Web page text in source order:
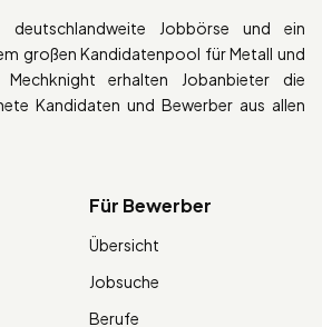
Jobbörse und ein
großen Kandidatenpool für Metall und
Mechknight erhalten Jobanbieter die
Kandidaten und Bewerber aus allen
Für Bewerber
Übersicht
Jobsuche
Berufe